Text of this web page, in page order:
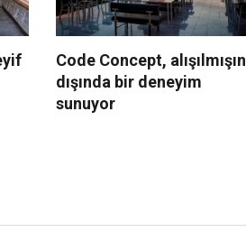
Code Concept, alışılmışın
dışında bir deneyim
sunuyor